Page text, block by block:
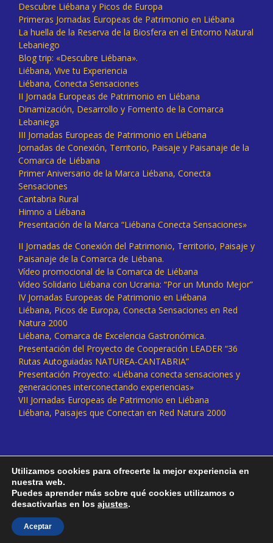
Descubre Liébana y Picos de Europa
Primeras Jornadas Europeas de Patrimonio en Liébana
La huella de la Reserva de la Biosfera en el Entorno Natural
Lebaniego
Blog trip: «Descubre Liébana».
Liébana, Vive tu Experiencia
Liébana, Conecta Sensaciones
II Jornada Europeas de Patrimonio en Liébana
Dinamización, Desarrollo y Fomento de la Comarca
Lebaniega
III Jornadas Europeas de Patrimonio en Liébana
Jornadas de Conexión, Territorio, Paisaje y Paisanaje de la
Comarca de Liébana
Primer Aniversario de la Marca Liébana, Conecta
Sensaciones
Cantabria Rural
Himno a Liébana
Presentación de la Marca “Liébana Conecta Sensaciones»
II Jornadas de Conexión del Patrimonio, Territorio, Paisaje y
Paisanaje de la Comarca de Liébana.
Vídeo promocional de la Comarca de Liébana
Vídeo Solidario Liébana con Ucrania: “Por un Mundo Mejor”
IV Jornadas Europeas de Patrimonio en Liébana
Liébana, Picos de Europa, Conecta Sensaciones en Red
Natura 2000
Liébana, Comarca de Excelencia Gastronómica.
Presentación del Proyecto de Cooperación LEADER “36
Rutas Autoguiadas NATUREA-CANTABRIA”
Presentación Proyecto: «Liébana conecta sensaciones y
generaciones interconectando experiencias»
VII Jornadas Europeas de Patrimonio en Liébana
Liébana, Paisajes que Conectan en Red Natura 2000
Utilizamos cookies para ofrecerte la mejor experiencia en
nuestra web.
Puedes aprender más sobre qué cookies utilizamos o
desactivarlas en los ajustes.
Aceptar